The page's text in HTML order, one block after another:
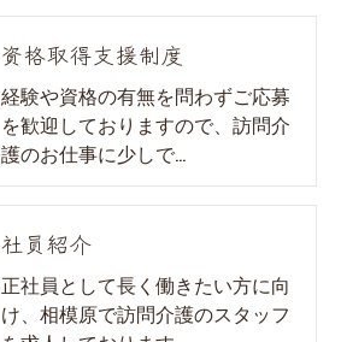
資格取得支援制度
経験や資格の有無を問わずご応募
を歓迎しておりますので、訪問介
護のお仕事に少しで…
社員紹介
正社員として長く働きたい方に向
け、相模原で訪問介護のスタッフ